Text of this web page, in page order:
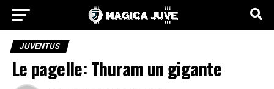
JUVENTUS
Le pagelle: Thuram un gigante